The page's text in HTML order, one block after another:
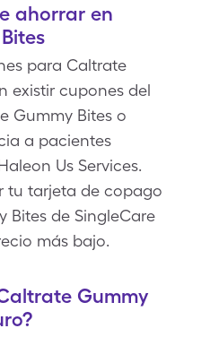
ahorrar en
para Caltrate
existir cupones del
Gummy Bites o
a pacientes
Us Services.
tu tarjeta de copago
Bites de SingleCare
más bajo.
Gummy